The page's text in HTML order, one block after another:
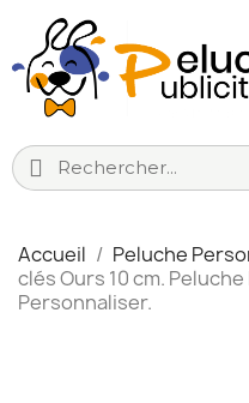
Accueil Peluche
clés Ours 10 cm.
Personnaliser.